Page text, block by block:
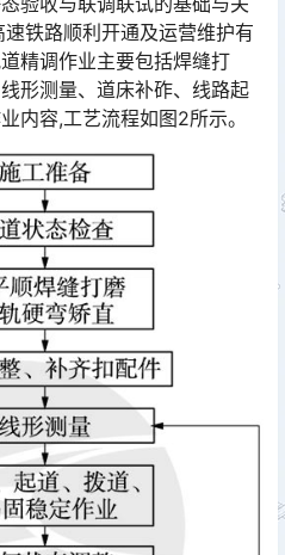
铁路顺利开通及运营维护有
精调作业主要包括焊缝打
形测量、道床补砟、线路起
内容,工艺流程如图2所示。󠅅󠅃󠄵󠅂󠄪󠇖󠆨󠆨󠇕󠆞󠆒󠅬󠇘󠆭󠆘󠇙󠆝󠅵󠇗󠆭󠆁󠄐󠇗󠅹󠅸󠇖󠆍󠅳󠇖󠅹󠅰󠇖󠆌󠅹